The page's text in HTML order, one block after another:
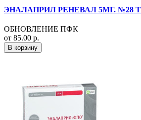
ЭНАЛАПРИЛ РЕНЕВАЛ 5МГ. №28
ОБНОВЛЕНИЕ ПФК
от 85.00 р.
В корзину